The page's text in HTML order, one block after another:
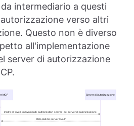
intermediario a questi
verso altri
Questo non è diverso
all'implementazione
server di autorizzazione